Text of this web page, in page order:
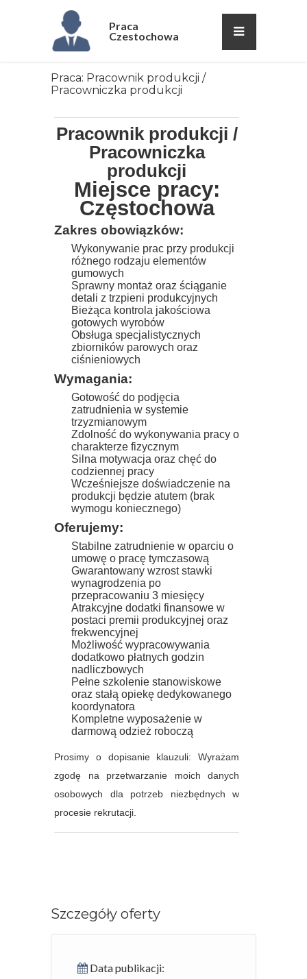
Praca
Czestochowa
Praca: Pracownik produkcji /
Pracowniczka produkcji
Pracownik produkcji /
Pracowniczka
produkcji
Miejsce pracy:
Częstochowa
Zakres obowiązków:
Wykonywanie prac przy produkcji
różnego rodzaju elementów
gumowych
Sprawny montaż oraz ściąganie
detali z trzpieni produkcyjnych
Bieżąca kontrola jakościowa
gotowych wyrobów
Obsługa specjalistycznych
zbiorników parowych oraz
ciśnieniowych
Wymagania:
Gotowość do podjęcia
zatrudnienia w systemie
trzyzmianowym
Zdolność do wykonywania pracy o
charakterze fizycznym
Silna motywacja oraz chęć do
codziennej pracy
Wcześniejsze doświadczenie na
produkcji będzie atutem (brak
wymogu koniecznego)
Oferujemy:
Stabilne zatrudnienie w oparciu o
umowę o pracę tymczasową
Gwarantowany wzrost stawki
wynagrodzenia po
przepracowaniu 3 miesięcy
Atrakcyjne dodatki finansowe w
postaci premii produkcyjnej oraz
frekwencyjnej
Możliwość wypracowywania
dodatkowo płatnych godzin
nadliczbowych
Pełne szkolenie stanowiskowe
oraz stałą opiekę dedykowanego
koordynatora
Kompletne wyposażenie w
darmową odzież roboczą
Prosimy o dopisanie klauzuli: Wyrażam
zgodę na przetwarzanie moich danych
osobowych dla potrzeb niezbędnych w
procesie rekrutacji.
Szczegóły oferty
Data publikacji: